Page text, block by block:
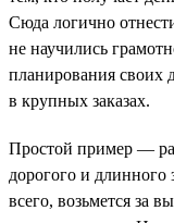
Сюда логично
не научились
планирования своих
в крупных заказах.
Простой пример —
дорогого и длинного
всего, возьмется за